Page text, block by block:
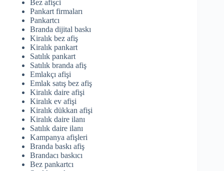
Bez afişci
Pankart firmaları
Pankartcı
Branda dijital baskı
Kiralık bez afiş
Kiralık pankart
Satılık pankart
Satılık branda afiş
Emlakçı afişi
Emlak satış bez afiş
Kiralık daire afişi
Kiralık ev afişi
Kiralık dükkan afişi
Kiralık daire ilanı
Satılık daire ilanı
Kampanya afişleri
Branda baskı afiş
Brandacı baskıcı
Bez pankartcı